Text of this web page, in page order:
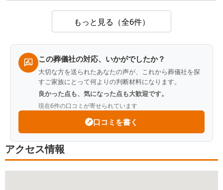
この葬儀社が改善するべき点はありますか？
Q.故人との思い出を一つ教えてください
A.亡くなった父は10年近く1人で暮らしていまし
た。遠方の為寂しい思いをさせてしまったと思って
います
もっと見る（全6件）
この葬儀社の対応、いかがでしたか？
大切な方を送られたあなたの声が、これから葬儀社を探
すご家族にとって何よりの判断材料になります。
良かった点も、気になった点も大歓迎です。
現在6件の口コミが寄せられています
口コミを書く
アクセス情報